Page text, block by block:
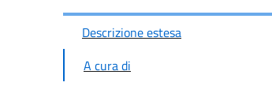
Descrizione estesa
A cura di